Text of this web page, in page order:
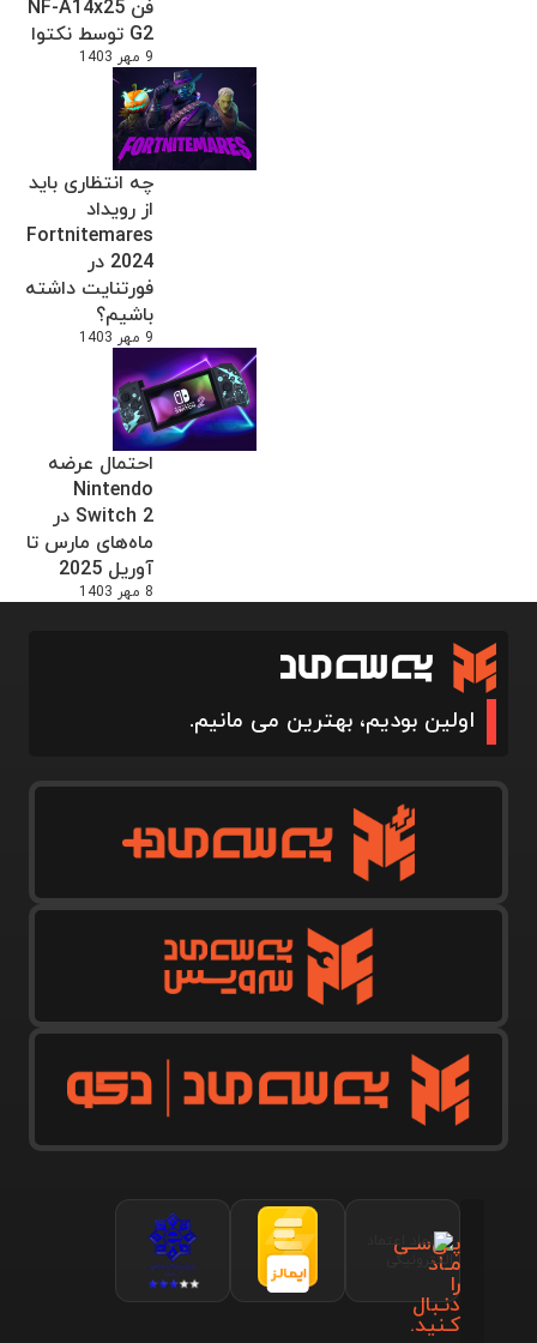
فن NF-A14x25
G2 توسط نکتوا
9 مهر 1403
چه انتظاری باید
از رویداد
Fortnitemares
2024 در
فورتنایت داشته
باشیم؟
9 مهر 1403
احتمال عرضه
Nintendo
Switch 2 در
ماه‌های مارس تا
آوریل 2025
8 مهر 1403
اولین بودیم، بهترین می مانیم.
پـی‌سـی
مـاد
را
دنـبال
کـنید.